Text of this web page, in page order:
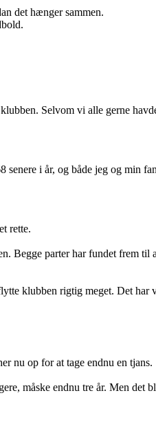
det hænger sammen.
Selvom vi alle gerne
i år, og både jeg og min
rette.
Begge parter har fundet frem til
klubben rigtig meget. Det har
nu op for at tage endnu en tjans.
måske endnu tre år. Men